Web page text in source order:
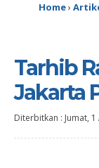
Home›
Tarhib
Jakarta
Diterbitkan : Jumat,